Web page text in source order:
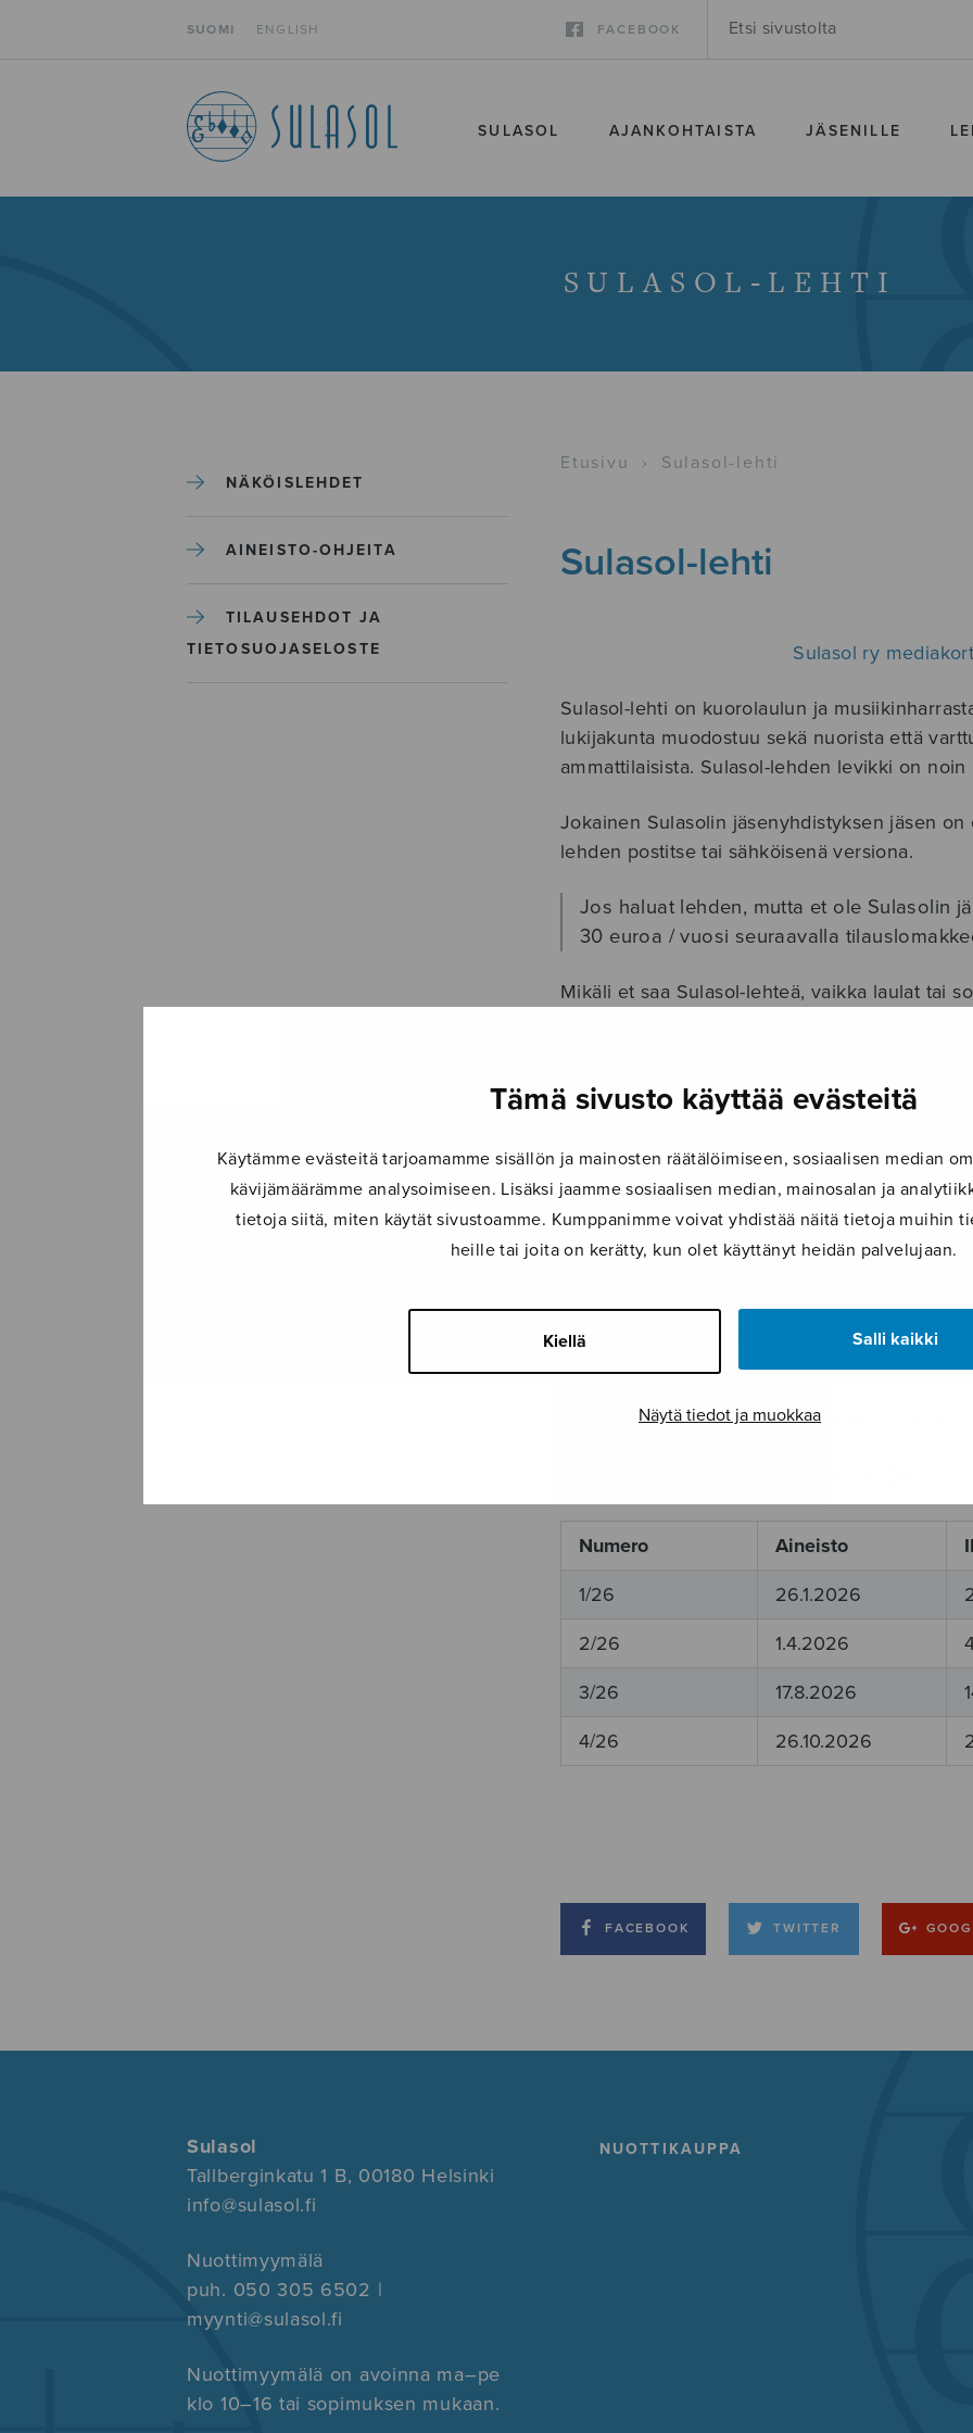
Tämä sivusto käyttää evästeitä
Käytämme evästeitä tarjoamamme sisällön ja mainosten räätälöimiseen, sosiaalisen median
kävijämäärämme analysoimiseen. Lisäksi jaamme sosiaalisen median, mainosalan ja
tietoja siitä, miten käytät sivustoamme. Kumppanimme voivat yhdistää näitä tietoja muihin
heille tai joita on kerätty, kun olet käyttänyt heidän palvelujaan.
Kiellä Salli kaikki
Näytä tiedot ja muokkaa
SUOMI ENGLISH FACEBOOK
SULASOL AJANKOHTAISTA JÄSENILLE
SULASOL-LEHTI
NÄKÖISLEHDET
AINEISTO-OHJEITA
TILAUSEHDOT JA
TIETOSUOJASELOSTE
Etusivu › Sulasol-lehti
Sulasol-lehti
Sulasol ry
Sulasol-lehti on kuorolaulun ja
lukijakunta muodostuu sekä nuorista että
ammattilaisista. Sulasol-lehden levikki on
Jokainen Sulasolin jäsenyhdistyksen jäsen on
lehden postitse tai sähköisenä versiona.
Jos haluat lehden, mutta et ole Sulasolin
30 euroa / vuosi seuraavalla
Mikäli et saa Sulasol-lehteä, vaikka laulat tai
verkkosivujemmeFloMembers-osiosta.
Mikäli et halua vastaanottaa paperista
jäsenrekisterivastaavaa vaihtamaan
valinnan verkkolehdensaajaksi. Näin saat aina
sähköpostiisi linkin verkkolehteen.
Lehden tilauksia ja laskutusta koskevat asiat
(lehti@sulasol.fi).
Osoitetietojen muutokset hoidetaan oman
Numero Aineisto
1/26 26.1.2026
2/26 1.4.2026
3/26 17.8.2026
4/26 26.10.2026
FACEBOOK TWITTER
Sulasol
Tallberginkatu 1 B, 00180 Helsinki
info@sulasol.fi
Nuottimyymälä
puh. 050 305 6502 |
myynti@sulasol.fi
Nuottimyymälä on avoinna ma–pe
klo 10–16 tai sopimuksen mukaan.
NUOTTIKAUPPA